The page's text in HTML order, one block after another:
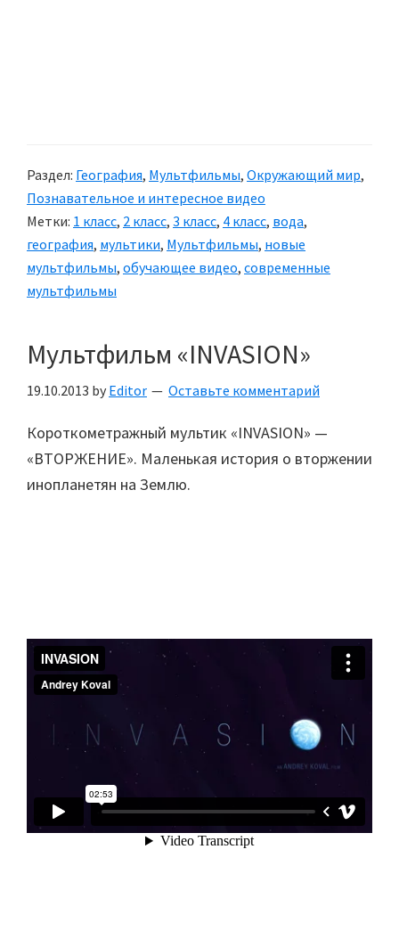
Раздел: География, Мультфильмы, Окружающий мир,
Познавательное и интересное видео
Метки: 1 класс, 2 класс, 3 класс, 4 класс, вода,
география, мультики, Мультфильмы, новые
мультфильмы, обучающее видео, современные
мультфильмы
Мультфильм «INVASION»
19.10.2013 by Editor Оставьте комментарий
Короткометражный мультик «INVASION» —
«ВТОРЖЕНИЕ». Маленькая история о вторжении
инопланетян на Землю.